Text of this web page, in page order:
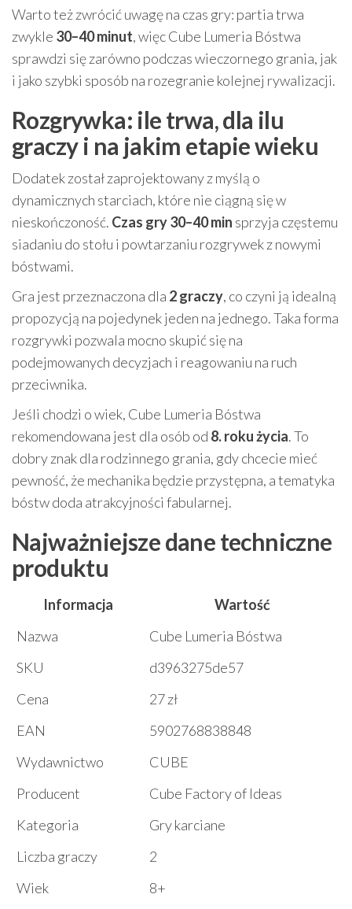
Warto też zwrócić uwagę na czas gry: partia trwa
zwykle 30–40 minut, więc Cube Lumeria Bóstwa
sprawdzi się zarówno podczas wieczornego grania, jak
i jako szybki sposób na rozegranie kolejnej rywalizacji.
Rozgrywka: ile trwa, dla ilu
graczy i na jakim etapie wieku
Dodatek został zaprojektowany z myślą o
dynamicznych starciach, które nie ciągną się w
nieskończoność. Czas gry 30–40 min sprzyja częstemu
siadaniu do stołu i powtarzaniu rozgrywek z nowymi
bóstwami.
Gra jest przeznaczona dla 2 graczy, co czyni ją idealną
propozycją na pojedynek jeden na jednego. Taka forma
rozgrywki pozwala mocno skupić się na
podejmowanych decyzjach i reagowaniu na ruch
przeciwnika.
Jeśli chodzi o wiek, Cube Lumeria Bóstwa
rekomendowana jest dla osób od 8. roku życia. To
dobry znak dla rodzinnego grania, gdy chcecie mieć
pewność, że mechanika będzie przystępna, a tematyka
bóstw doda atrakcyjności fabularnej.
Najważniejsze dane techniczne
produktu
Informacja
Wartość
Nazwa
Cube Lumeria Bóstwa
SKU
d3963275de57
Cena
27 zł
EAN
5902768838848
Wydawnictwo
CUBE
Producent
Cube Factory of Ideas
Kategoria
Gry karciane
Liczba graczy
2
Wiek
8+